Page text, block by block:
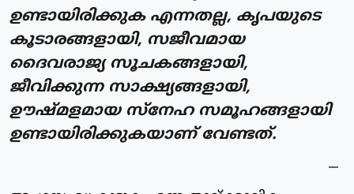
ഉണ്ടായിരിക്കുക എന്നതല്ല, കൃപയുടെ
കൂടാരങ്ങളായി, സജീവമായ
ദൈവരാജ്യ സൂചകങ്ങളായി,
ജീവിക്കുന്ന സാക്ഷ്യങ്ങളായി,
ഊഷ്മളമായ സ്‌നേഹ സമൂഹങ്ങളായി
ഉണ്ടായിരിക്കുകയാണ് വേണ്ടത്.